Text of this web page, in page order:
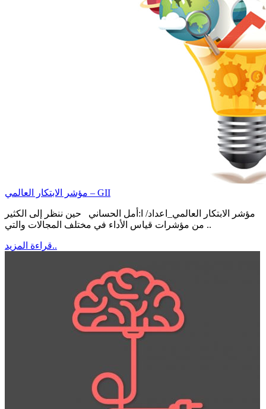
مؤشر الابتكار العالمي – GII
مؤشر الابتكار العالمي_اعداد/ ا:أمل الحساني حين ننظر إلى الكثير
من مؤشرات قياس الأداء في مختلف المجالات والتي ..
قراءة المزيد..